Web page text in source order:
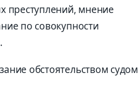
преступлений, мнение
по совокупности
обстоятельством судом